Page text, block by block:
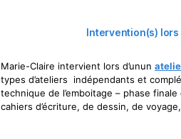
Intervention(s) lors
Marie-Claire intervient lors d’unun
types d’ateliers indépendants et
technique de l’emboitage – phase
cahiers d’écriture, de dessin, de